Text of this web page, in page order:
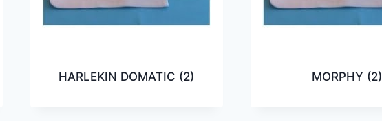
HARLEKIN DOMATIC (2) MORPHY (2)